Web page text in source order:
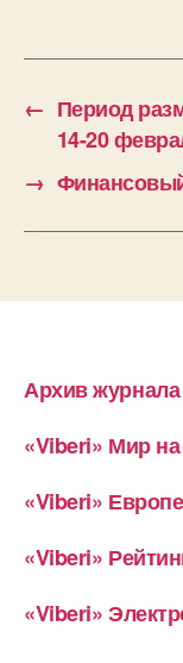
← Период
14-20
→
Архив
«Viberi» Мир
«Viberi»
«Viberi»
«Viberi»